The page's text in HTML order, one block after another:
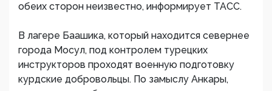
обеих сторон неизвестно, информирует ТАСС.
В лагере Баашика, который находится севернее
города Мосул, под контролем турецких
инструкторов проходят военную подготовку
курдские добровольцы. По замыслу Анкары,